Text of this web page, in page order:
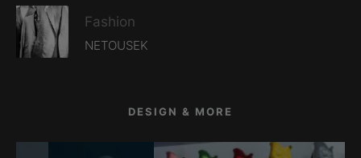
Fashion
NETOUSEK
DESIGN & MORE